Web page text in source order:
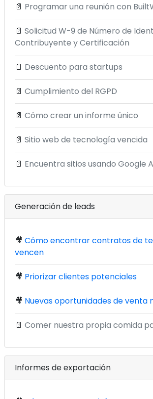
📄 Programar una reunión con
📄 Solicitud W-9 de Número de
Contribuyente y Certificación
📄 Descuento para startups
📄 Cumplimiento del RGPD
📄 Cómo crear un informe único
📄 Sitio web de tecnología vencida
📄 Encuentra sitios usando Google
Generación de leads
🎥 Cómo encontrar contratos de
vencen
🎥 Priorizar clientes potenciales
🎥 Nuevas oportunidades de venta
📄 Comer nuestra propia comida
Informes de exportación